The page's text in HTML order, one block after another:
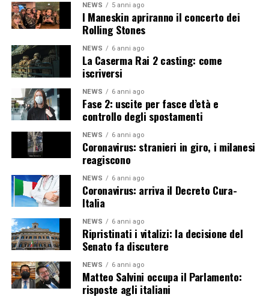
NEWS 5 anni ago
I Maneskin apriranno il concerto dei
Rolling Stones
NEWS 6 anni ago
La Caserma Rai 2 casting: come
iscriversi
NEWS 6 anni ago
Fase 2: uscite per fasce d’età e
controllo degli spostamenti
NEWS 6 anni ago
Coronavirus: stranieri in giro, i milanesi
reagiscono
NEWS 6 anni ago
Coronavirus: arriva il Decreto Cura-
Italia
NEWS 6 anni ago
Ripristinati i vitalizi: la decisione del
Senato fa discutere
NEWS 6 anni ago
Matteo Salvini occupa il Parlamento:
risposte agli italiani